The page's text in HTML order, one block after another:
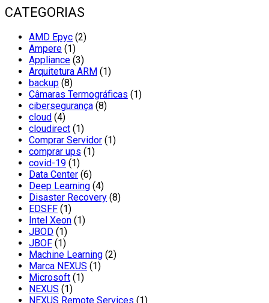
CATEGORIAS
AMD Epyc (2)
Ampere (1)
Appliance (3)
Arquitetura ARM (1)
backup (8)
Câmaras Termográficas (1)
cibersegurança (8)
cloud (4)
cloudirect (1)
Comprar Servidor (1)
comprar ups (1)
covid-19 (1)
Data Center (6)
Deep Learning (4)
Disaster Recovery (8)
EDSFF (1)
Intel Xeon (1)
JBOD (1)
JBOF (1)
Machine Learning (2)
Marca NEXUS (1)
Microsoft (1)
NEXUS (1)
NEXUS Remote Services (1)